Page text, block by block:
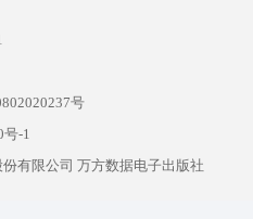
号
号-1
有限公司 万方数据电子出版社